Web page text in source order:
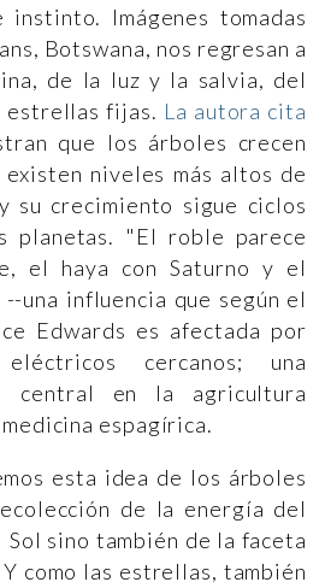
instinto. Imágenes tomadas
Botswana, nos regresan a
de la luz y la salvia, del
estrellas fijas. La autora cita
que los árboles crecen
existen niveles más altos de
su crecimiento sigue ciclos
planetas. "El roble parece
el haya con Saturno y el
--una influencia que según el
Edwards es afectada por
cercanos; una
central en la agricultura
espagírica.
esta idea de los árboles
de la energía del
Sol sino también de la faceta
como las estrellas, también